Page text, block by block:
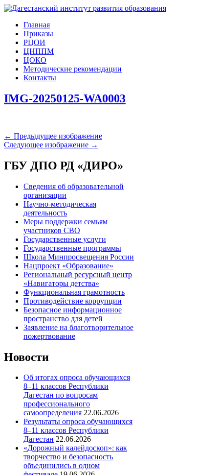
Главная
Приказы
РЦОИ
ЦНППМ
ЦОКО
Методические рекомендации
Контакты
IMG-20250125-WA0003
← Предыдущее изображение
Следующее изображение →
ГБУ ДПО РД «ДИРО»
Сведения об образовательной
организации
Научно-методическая
деятельность
Меры поддержки семьям
участников СВО
Государственные услуги
Государственные программы
Школа Минпросвещения России
Нацпроект «Образование»
Региональный ресурсный центр
«Навигаторы детства»
Функциональная грамотность
Противодействие коррупции
Безопасное информационное
пространство для детей
Заявление на благотворительное
пожертвование
Новости
Об итогах опроса обучающихся
8–11 классов Республики
Дагестан по вопросам
профессионального
самоопределения 22.06.2026
Результаты опроса обучающихся
8–11 классов Республики
Дагестан 22.06.2026
«Дорожный калейдоскоп»: как
творчество и безопасность
объединились в одном